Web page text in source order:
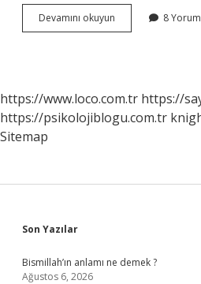
Devamını okuyun Çocuğun
Eğitiminde
8 Yorum
https://www.loco.com.tr https://
https://psikolojiblogu.com.tr
Sitemap
Sidebar
Son Yazılar
Bismillah’ın anlamı ne demek ?
Ağustos 6, 2026